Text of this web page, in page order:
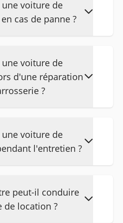
Veuillez
employeurs ont des
à ce sujet.
voiture de
cas de panne ?
de
3 jours.
voiture de
d'une réparation
?
de
sera fournie
de
voiture de
l'entretien ?
Si vous souhaitez
de
peut-il conduire
de location ?